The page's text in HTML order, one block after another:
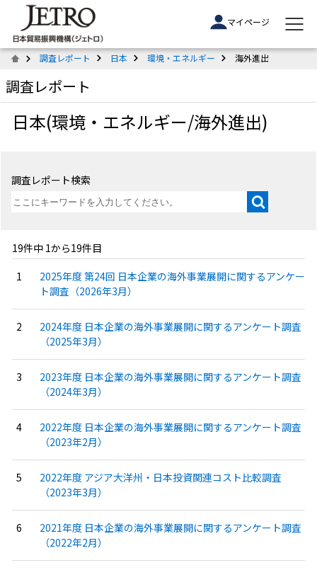
マイページ
調査レポート 日本 環境・エネルギー 海外進出
調査レポート
日本(環境・エネルギー/海外進出)
調査レポート検索
19件中 1から19件目
2025年度 第24回 日本企業の海外事業展開に関するアンケー
ト調査（2026年3月）
2024年度 日本企業の海外事業展開に関するアンケート調査
（2025年3月）
2023年度 日本企業の海外事業展開に関するアンケート調査
（2024年3月）
2022年度 日本企業の海外事業展開に関するアンケート調査
（2023年2月）
2022年度 アジア大洋州・日本投資関連コスト比較調査
（2023年3月）
2021年度 日本企業の海外事業展開に関するアンケート調査
（2022年2月）